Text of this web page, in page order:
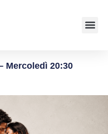
Mercoledì 20:30